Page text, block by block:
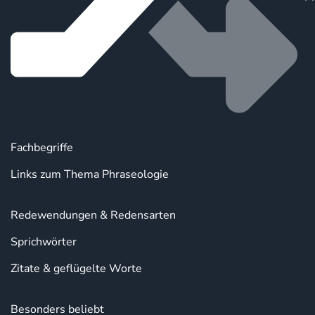
Fachbegriffe
Links zum Thema Phraseologie
Redewendungen & Redensarten
Sprichwörter
Zitate & geflügelte Worte
Besonders beliebt